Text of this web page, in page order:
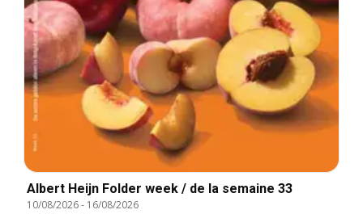
Albert Heijn Folder week / de la semaine 33
10/08/2026- 16/08/2026